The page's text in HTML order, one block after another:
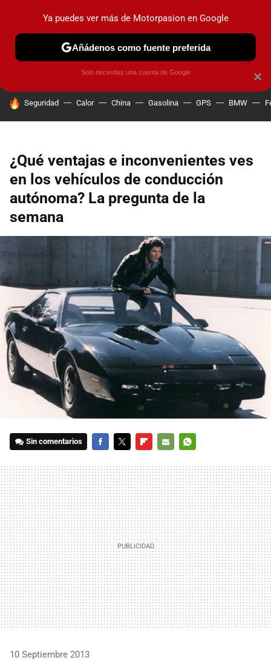
PRUEBAS COCHES ELÉCTRICOS OBSERVATORIO
HOY SE HABLA DE
Seguridad Calor China Gasolina GPS BMW
¿Qué ventajas e inconvenientes ves
en los vehículos de conducción
autónoma? La pregunta de la
semana
Sin comentarios
MAIL
10 Septiembre 2013
×
Ya puedes ver más de Motorpasion en Google
Añádenos como fuente preferida
Solo necesitas una cuenta de Google